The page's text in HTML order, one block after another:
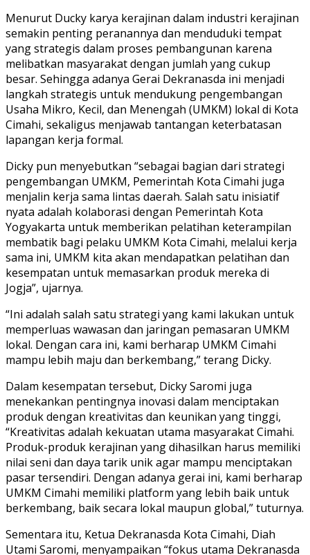
Menurut Ducky karya kerajinan dalam industri kerajinan
semakin penting peranannya dan menduduki tempat
yang strategis dalam proses pembangunan karena
melibatkan masyarakat dengan jumlah yang cukup
besar. Sehingga adanya Gerai Dekranasda ini menjadi
langkah strategis untuk mendukung pengembangan
Usaha Mikro, Kecil, dan Menengah (UMKM) lokal di Kota
Cimahi, sekaligus menjawab tantangan keterbatasan
lapangan kerja formal.
Dicky pun menyebutkan “sebagai bagian dari strategi
pengembangan UMKM, Pemerintah Kota Cimahi juga
menjalin kerja sama lintas daerah. Salah satu inisiatif
nyata adalah kolaborasi dengan Pemerintah Kota
Yogyakarta untuk memberikan pelatihan keterampilan
membatik bagi pelaku UMKM Kota Cimahi, melalui kerja
sama ini, UMKM kita akan mendapatkan pelatihan dan
kesempatan untuk memasarkan produk mereka di
Jogja”, ujarnya.
“Ini adalah salah satu strategi yang kami lakukan untuk
memperluas wawasan dan jaringan pemasaran UMKM
lokal. Dengan cara ini, kami berharap UMKM Cimahi
mampu lebih maju dan berkembang,” terang Dicky.
Dalam kesempatan tersebut, Dicky Saromi juga
menekankan pentingnya inovasi dalam menciptakan
produk dengan kreativitas dan keunikan yang tinggi,
“Kreativitas adalah kekuatan utama masyarakat Cimahi.
Produk-produk kerajinan yang dihasilkan harus memiliki
nilai seni dan daya tarik unik agar mampu menciptakan
pasar tersendiri. Dengan adanya gerai ini, kami berharap
UMKM Cimahi memiliki platform yang lebih baik untuk
berkembang, baik secara lokal maupun global,” tuturnya.
Sementara itu, Ketua Dekranasda Kota Cimahi, Diah
Utami Saromi, menyampaikan “fokus utama Dekranasda